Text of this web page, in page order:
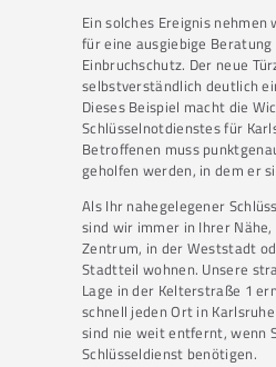
Ein solches Ereignis nehmen
für eine ausgiebige
Einbruchschutz. Der neue
selbstverständlich deutlich
Dieses Beispiel macht die
Schlüsselnotdienstes für
Betroffenen muss
geholfen werden, in dem er
Als Ihr nahegelegener
sind wir immer in Ihrer Nähe,
Zentrum, in der Weststadt
Stadtteil wohnen. Unsere
Lage in der Kelterstraße 1
schnell jeden Ort in
sind nie weit entfernt, wenn
Schlüsseldienst benötigen.